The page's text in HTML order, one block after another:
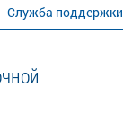
Служба поддержки